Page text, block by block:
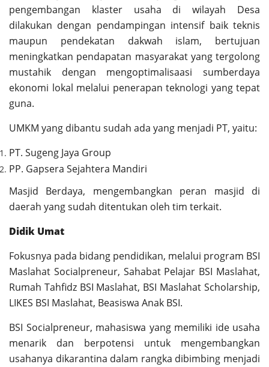
pengembangan klaster usaha di wilayah Desa
dilakukan dengan pendampingan intensif baik teknis
maupun pendekatan dakwah islam, bertujuan
meningkatkan pendapatan masyarakat yang tergolong
mustahik dengan mengoptimalisaasi sumberdaya
ekonomi lokal melalui penerapan teknologi yang tepat
guna.
UMKM yang dibantu sudah ada yang menjadi PT, yaitu:
PT. Sugeng Jaya Group
PP. Gapsera Sejahtera Mandiri
Masjid Berdaya, mengembangkan peran masjid di
daerah yang sudah ditentukan oleh tim terkait.
Didik Umat
Fokusnya pada bidang pendidikan, melalui program BSI
Maslahat Socialpreneur, Sahabat Pelajar BSI Maslahat,
Rumah Tahfidz BSI Maslahat, BSI Maslahat Scholarship,
LIKES BSI Maslahat, Beasiswa Anak BSI.
BSI Socialpreneur, mahasiswa yang memiliki ide usaha
menarik dan berpotensi untuk mengembangkan
usahanya dikarantina dalam rangka dibimbing menjadi